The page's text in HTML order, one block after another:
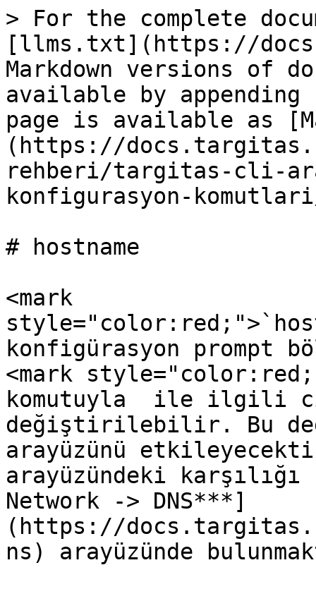
> For the complete
[llms.txt](https://
Markdown versions of
available by
page is available as
(https://
rehberi/targitas-cli-
konfigurasyon-
# hostname
<mark
konfigürasyon prompt
<mark
komutuyla  ile ilgili
değiştirilebilir. Bu
arayüzünü
arayüzündeki
Network -> DNS***]
(https://
ns) arayüzünde